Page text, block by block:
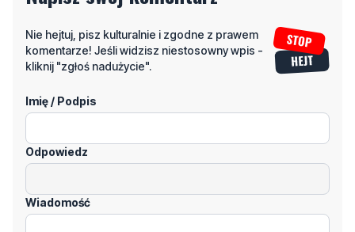
kliknij "zgłoś nadużycie".
Imię / Podpis
Odpowiedz
Wiadomość